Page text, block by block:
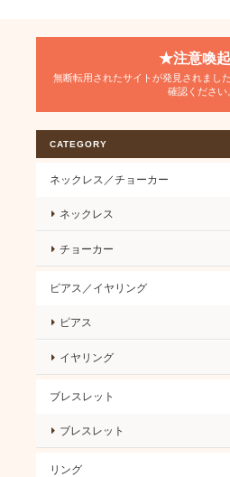
★注意喚
無断転用されたサイトが発見されまし
確認ください
CATEGORY
ネックレス／チョーカー
ネックレス
チョーカー
ピアス／イヤリング
ピアス
イヤリング
ブレスレット
ブレスレット
リング